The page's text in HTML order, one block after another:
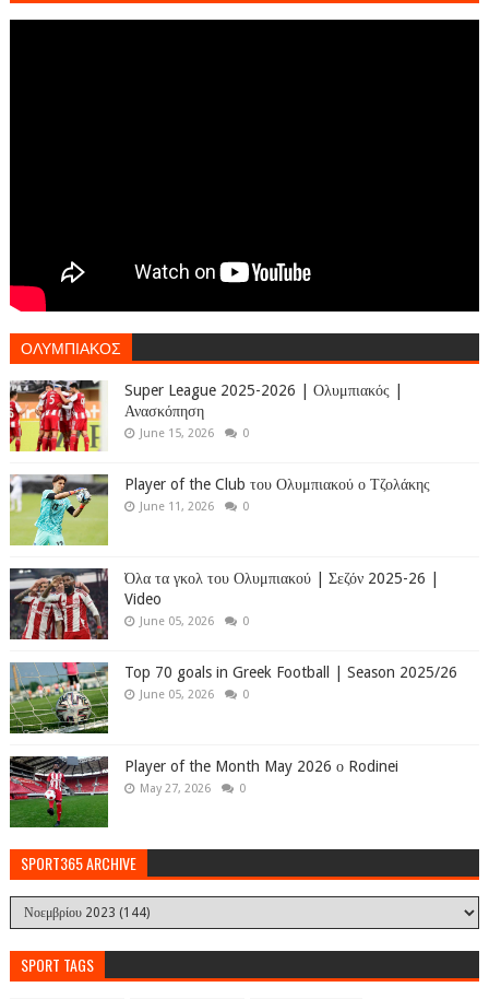
ΟΛΥΜΠΙΑΚΟΣ
Super League 2025-2026 | Ολυμπιακός |
Ανασκόπηση
June 15, 2026 0
Player of the Club του Ολυμπιακού ο Τζολάκης
June 11, 2026 0
Όλα τα γκολ του Ολυμπιακού | Σεζόν 2025-26 |
Video
June 05, 2026 0
Top 70 goals in Greek Football | Season 2025/26
June 05, 2026 0
Player of the Month May 2026 ο Rodinei
May 27, 2026 0
SPORT365 ARCHIVE
SPORT TAGS